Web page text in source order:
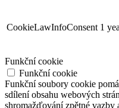
CookieLawInfoConsent 1
Funkční cookie
Funkční cookie
Funkční soubory cookie
sdílení obsahu webových
shromažďování zpětné vazby